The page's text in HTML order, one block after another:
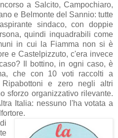
a Salcito, Campochiaro,
e Belmonte del Sannio: tutte
sindaco, con doppie
quindi inquadrabili come
in cui la Fiamma non si è
e Castelpizzuto, c'era invece
Il bottino, in ogni caso, è
che con 10 voti raccolti a
e zero negli altri
sforzo organizzativo rilevante.
Italia: nessuno l'ha votata a